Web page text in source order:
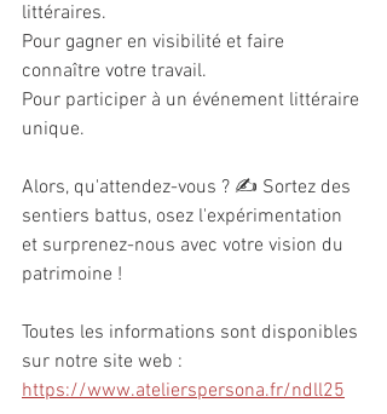
littéraires.
Pour gagner en visibilité et faire
connaître votre travail.
Pour participer à un événement littéraire
unique.
Alors, qu'attendez-vous ? ✍️ Sortez des
sentiers battus, osez l'expérimentation
et surprenez-nous avec votre vision du
patrimoine !
Toutes les informations sont disponibles
sur notre site web :
https://www.atelierspersona.fr/ndll25